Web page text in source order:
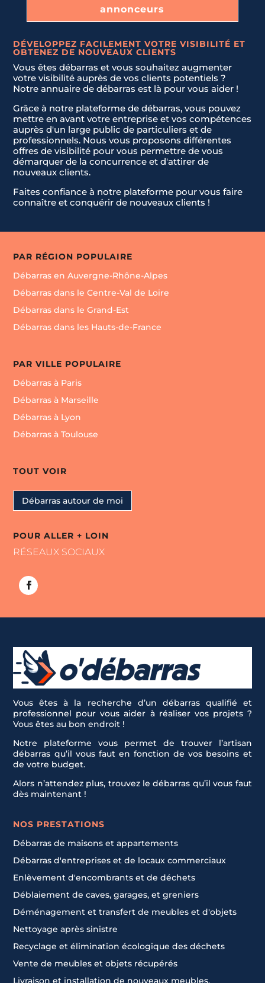
annonceurs
DÉVELOPPEZ FACILEMENT VOTRE VISIBILITÉ ET
OBTENEZ DE NOUVEAUX CLIENTS
Vous êtes débarras et vous souhaitez augmenter
votre visibilité auprès de vos clients potentiels ?
Notre annuaire de débarras est là pour vous aider !
Grâce à notre plateforme de débarras, vous pouvez
mettre en avant votre entreprise et vos compétences
auprès d'un large public de particuliers et de
professionnels. Nous vous proposons différentes
offres de visibilité pour vous permettre de vous
démarquer de la concurrence et d'attirer de
nouveaux clients.
Faites confiance à notre plateforme pour vous faire
connaître et conquérir de nouveaux clients !
PAR RÉGION POPULAIRE
Débarras en Auvergne-Rhône-Alpes
Débarras dans le Centre-Val de Loire
Débarras dans le Grand-Est
Débarras dans les Hauts-de-France
PAR VILLE POPULAIRE
Débarras à Paris
Débarras à Marseille
Débarras à Lyon
Débarras à Toulouse
TOUT VOIR
Débarras autour de moi
POUR ALLER + LOIN
RÉSEAUX SOCIAUX
Vous êtes à la recherche d’un débarras qualifié et
professionnel pour vous aider à réaliser vos projets ?
Vous êtes au bon endroit !
Notre plateforme vous permet de trouver l’artisan
débarras qu’il vous faut en fonction de vos besoins et
de votre budget.
Alors n’attendez plus, trouvez le débarras qu’il vous faut
dès maintenant !
NOS PRESTATIONS
Débarras de maisons et appartements
Débarras d'entreprises et de locaux commerciaux
Enlèvement d'encombrants et de déchets
Déblaiement de caves, garages, et greniers
Déménagement et transfert de meubles et d'objets
Nettoyage après sinistre
Recyclage et élimination écologique des déchets
Vente de meubles et objets récupérés
Livraison et installation de nouveaux meubles.